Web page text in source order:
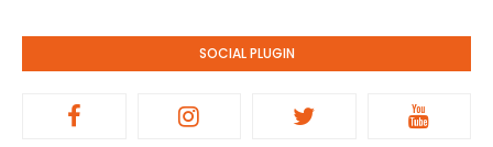
SOCIAL PLUGIN